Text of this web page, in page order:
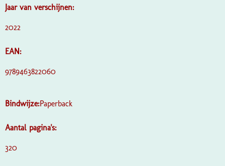
Jaar van verschijnen:
2022
EAN:
9789463822060
Bindwijze:Paperback
Aantal pagina's:
320